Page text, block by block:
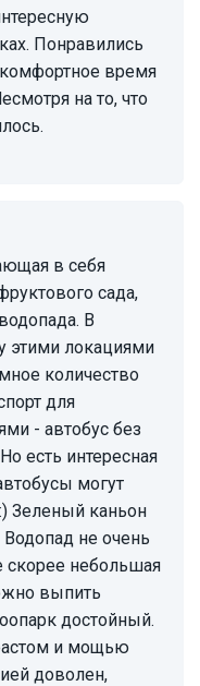
Понравились
время
на то, что
сада,
В
этими локациями
количество
для
- автобус без
есть интересная
могут
Зеленый каньон
Водопад не очень
небольшая
выпить
достойный.
и мощью
доволен,